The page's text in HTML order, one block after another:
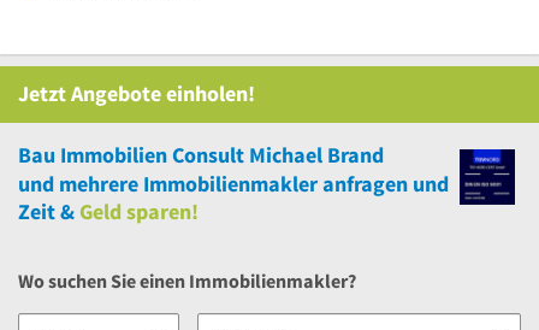
Jetzt Angebote einholen!
Bau Immobilien Consult Michael Brand
und mehrere Immobilienmakler anfragen und
Zeit &Geld sparen!
Wo suchen Sie einen Immobilienmakler?